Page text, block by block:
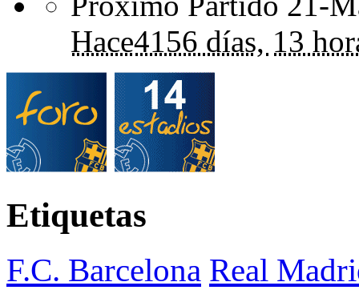
Hace4156 días, 13
Etiquetas
F.C. Barcelona Real